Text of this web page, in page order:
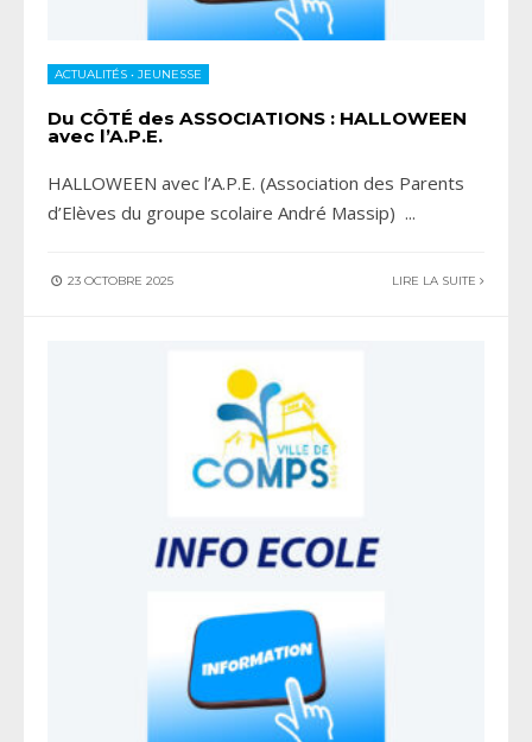
ACTUALITÉS • JEUNESSE
Du CÔTÉ des ASSOCIATIONS : HALLOWEEN
avec l’A.P.E.
HALLOWEEN avec l’A.P.E. (Association des Parents
d’Elèves du groupe scolaire André Massip) ...
23 OCTOBRE 2025 LIRE LA SUITE